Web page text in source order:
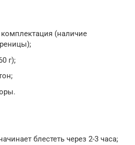
(наличие
г);
блестеть через 2-3 часа;